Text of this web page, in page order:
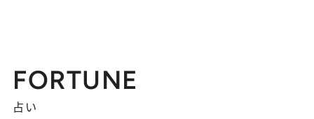
FORTUNE
占い